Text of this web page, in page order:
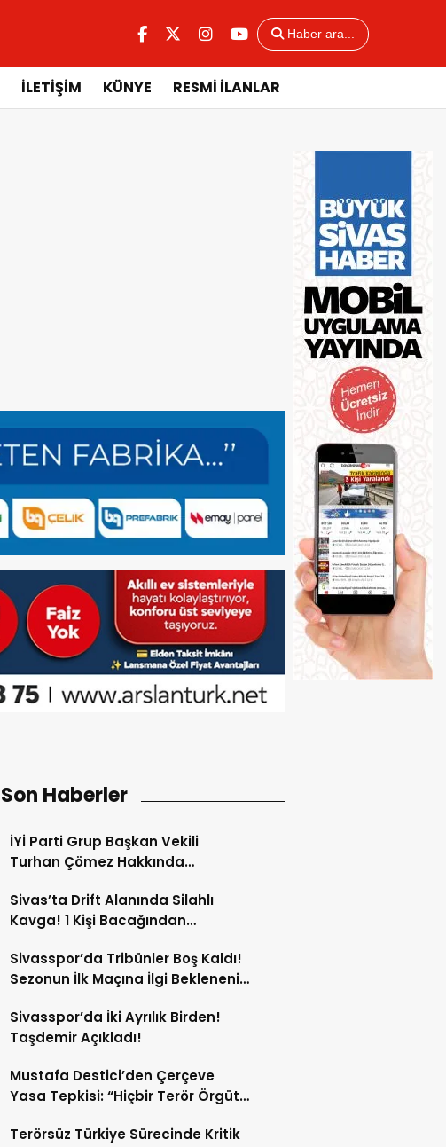
Haber ara...
İLETİŞİM KÜNYE RESMİ İLANLAR
Son Haberler
İYİ Parti Grup Başkan Vekili
Turhan Çömez Hakkında
Sivas’ta Drift Alanında Silahlı
Kavga! 1 Kişi Bacağından
Sivasspor’da Tribünler Boş Kaldı!
Sezonun İlk Maçına İlgi Beklenenin
Sivasspor’da İki Ayrılık Birden!
Taşdemir Açıkladı!
Mustafa Destici’den Çerçeve
Yasa Tepkisi: “Hiçbir Terör Örgütü
Edilemez”
Terörsüz Türkiye Sürecinde Kritik